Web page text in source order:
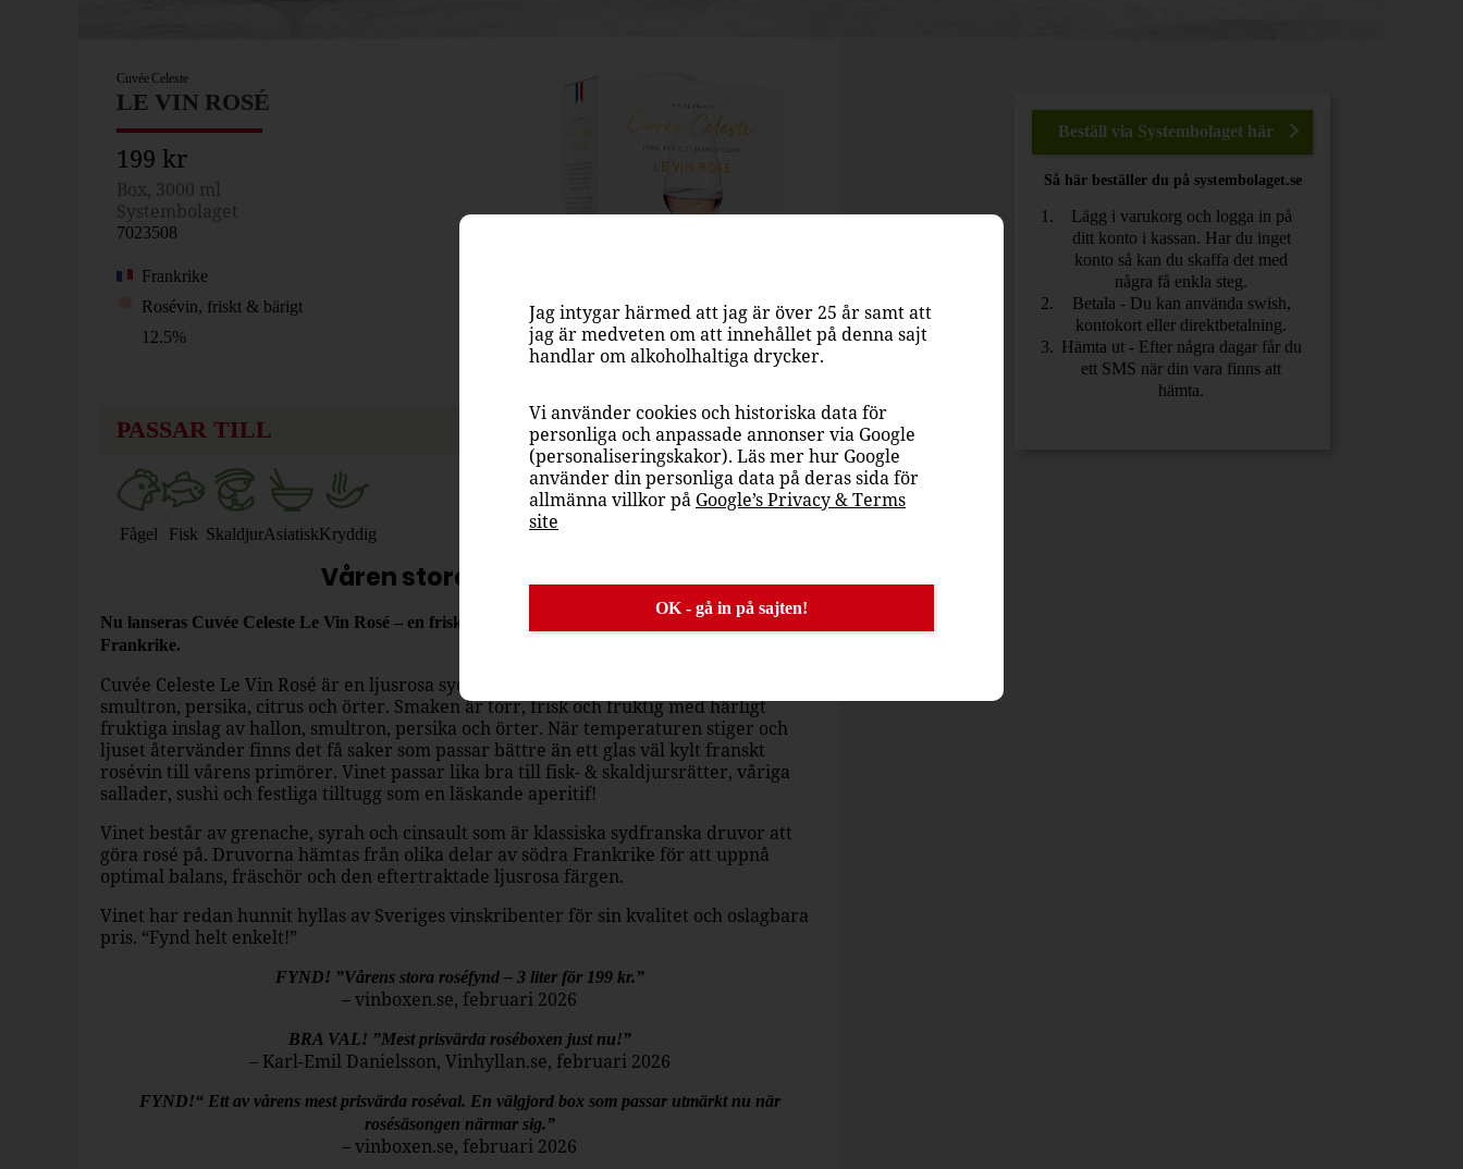
Cuvée Celeste
LE VIN ROSÉ
199 kr
Box, 3000 ml
Systembolaget
7023508
Frankrike
Rosévin, friskt & bärigt
12.5%
PASSAR TILL
Fågel Fisk SkaldjurAsiatiskKryddig
Våren stora roséfynd!
Nu lanseras Cuvée Celeste Le Vin Rosé – en frisk och läskande nyhet från rosévinets hemland
Frankrike.
Cuvée Celeste Le Vin Rosé är en ljusrosa sydfransk rosé med inslag av röda bär,
smultron, persika, citrus och örter. Smaken är torr, frisk och fruktig med härligt
fruktiga inslag av hallon, smultron, persika och örter. När temperaturen stiger och
ljuset återvänder finns det få saker som passar bättre än ett glas väl kylt franskt
rosévin till vårens primörer. Vinet passar lika bra till fisk- & skaldjursrätter, våriga
sallader, sushi och festliga tilltugg som en läskande aperitif!
Vinet består av grenache, syrah och cinsault som är klassiska sydfranska druvor att
göra rosé på. Druvorna hämtas från olika delar av södra Frankrike för att uppnå
optimal balans, fräschör och den eftertraktade ljusrosa färgen.
Vinet har redan hunnit hyllas av Sveriges vinskribenter för sin kvalitet och oslagbara
pris. “Fynd helt enkelt!”
FYND! ”Vårens stora roséfynd – 3 liter för 199 kr.”
– vinboxen.se, februari 2026
BRA VAL! ”Mest prisvärda roséboxen just nu!”
– Karl-Emil Danielsson, Vinhyllan.se, februari 2026
FYND!“ Ett av vårens mest prisvärda roséval. En välgjord box som passar utmärkt nu när
rosésäsongen närmar sig.”
– vinboxen.se, februari 2026
Beställ via Systembolaget här
Så här beställer du på systembolaget.se
Lägg i varukorg och logga in på
ditt konto i kassan. Har du inget
konto så kan du skaffa det med
några få enkla steg.
Betala - Du kan använda swish,
kontokort eller direktbetalning.
Hämta ut - Efter några dagar får du
ett SMS när din vara finns att
hämta.
Jag intygar härmed att jag är över 25 år samt att
jag är medveten om att innehållet på denna sajt
handlar om alkoholhaltiga drycker.
Vi använder cookies och historiska data för
personliga och anpassade annonser via Google
(personaliseringskakor). Läs mer hur Google
använder din personliga data på deras sida för
allmänna villkor på Google’s Privacy & Terms
site
OK - gå in på sajten!